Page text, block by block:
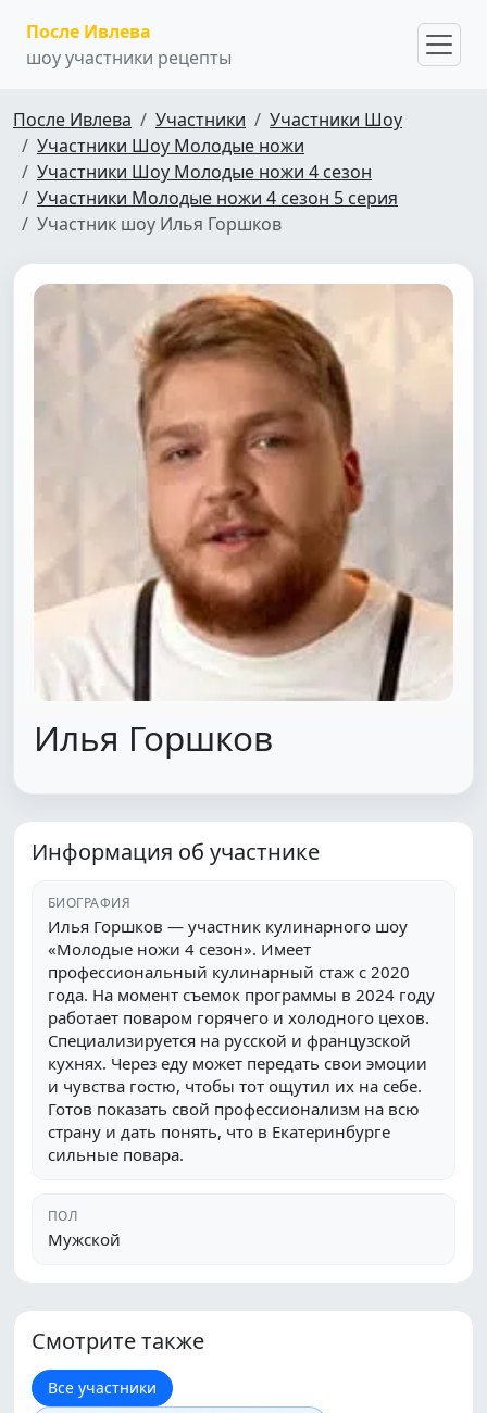
После Ивлева
шоу участники рецепты
После Ивлева Участники
Участники Шоу
Участники Шоу Молодые ножи
Участники Шоу Молодые ножи 4 сезон
Участники Молодые ножи 4 сезон 5 серия
Участник шоу Илья Горшков
Илья Горшков
Информация об участнике
БИОГРАФИЯ
Илья Горшков — участник кулинарного шоу
«Молодые ножи 4 сезон». Имеет
профессиональный кулинарный стаж с 2020
года. На момент съемок программы в 2024 году
работает поваром горячего и холодного цехов.
Специализируется на русской и французской
кухнях. Через еду может передать свои эмоции
и чувства гостю, чтобы тот ощутил их на себе.
Готов показать свой профессионализм на всю
страну и дать понять, что в Екатеринбурге
сильные повара.
ПОЛ
Мужской
Смотрите также
Все участники